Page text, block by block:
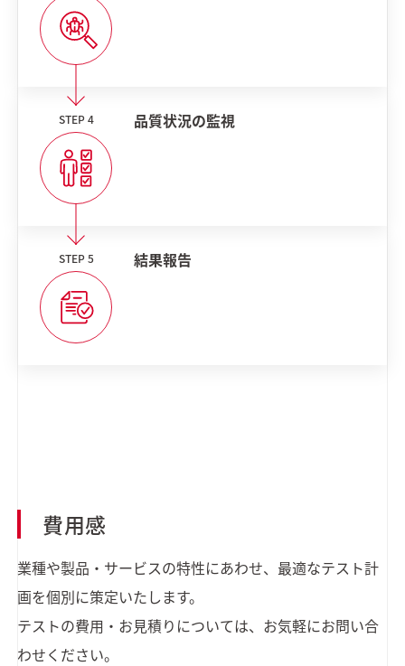
品質状況の監視
結果報告
費用感
業種や製品・サービスの特性にあわせ、最適なテスト計
画を個別に策定いたします。
テストの費用・お見積りについては、お気軽にお問い合
わせください。